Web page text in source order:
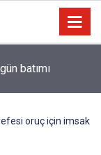
Nursi'yi
oruç için imsak